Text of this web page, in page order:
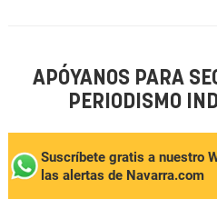
APÓYANOS PARA
PERIODISMO
Suscríbete gratis a nuestro
las alertas de Navarra.com